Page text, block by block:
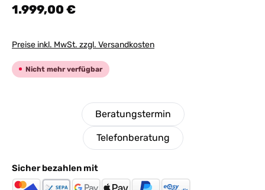
Regulärer Preis:
1.999,00 €
Preise inkl. MwSt. zzgl. Versandkosten
Nicht mehr verfügbar
Beratungstermin
Telefonberatung
Sicher bezahlen mit